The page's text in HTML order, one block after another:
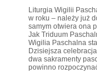
Liturgia Wigilii
w roku – należy już
samym otwiera ona
Jak Triduum
Wigilia Paschalna
Dzisiejsza
dwa sakramenty
powinno